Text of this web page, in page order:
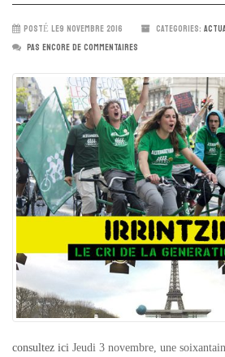
POSTÉ LE9 NOVEMBRE 2016 CATEGORIES:
PAS ENCORE DE COMMENTAIRES
consultez ici Jeudi 3 novembre, une